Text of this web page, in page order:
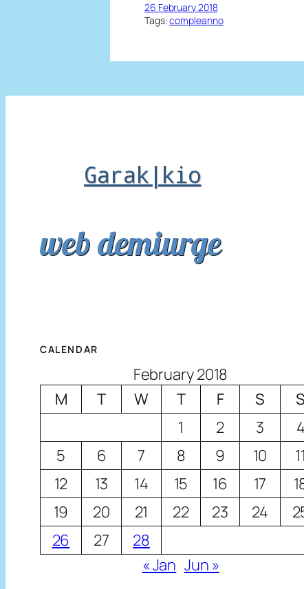
26 February 2018
Tags:compleanno
Garak|kio
web demiurge
CALENDAR
February 2018
M
T W T F S
S
1
2 3
4
5
6 7 8 9 10
11
12
13 14 15 16 17
19
20 21 22 23 24
26
27
28
« Jan Jun »